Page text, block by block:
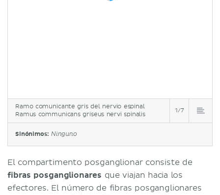
Ramo comunicante gris del nervio espinal
Ramus communicans griseus nervi spinalis
1/7
Sinónimos: Ninguno
El compartimento posganglionar consiste de
fibras posganglionares que viajan hacia los
efectores. El número de fibras posganglionares